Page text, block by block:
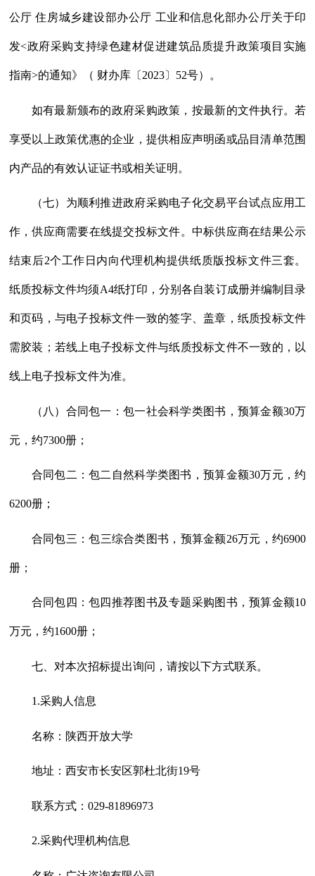
公厅 住房城乡建设部办公厅 工业和信息化部办公厅关于印
发<政府采购支持绿色建材促进建筑品质提升政策项目实施
指南>的通知》（ 财办库〔2023〕52号）。
如有最新颁布的政府采购政策，按最新的文件执行。若
享受以上政策优惠的企业，提供相应声明函或品目清单范围
内产品的有效认证证书或相关证明。
（七）为顺利推进政府采购电子化交易平台试点应用工
作，供应商需要在线提交投标文件。中标供应商在结果公示
结束后2个工作日内向代理机构提供纸质版投标文件三套。
纸质投标文件均须A4纸打印，分别各自装订成册并编制目录
和页码，与电子投标文件一致的签字、盖章，纸质投标文件
需胶装；若线上电子投标文件与纸质投标文件不一致的，以
线上电子投标文件为准。
（八）合同包一：包一社会科学类图书，预算金额30万
元，约7300册；
合同包二：包二自然科学类图书，预算金额30万元，约
6200册；
合同包三：包三综合类图书，预算金额26万元，约6900
册；
合同包四：包四推荐图书及专题采购图书，预算金额10
万元，约1600册；
七、对本次招标提出询问，请按以下方式联系。
1.采购人信息
名称：陕西开放大学
地址：西安市长安区郭杜北街19号
联系方式： 029-81896973
2.采购代理机构信息